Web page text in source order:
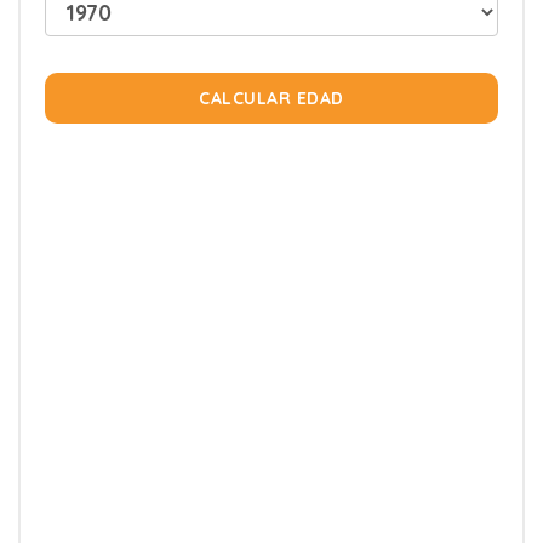
CALCULAR EDAD